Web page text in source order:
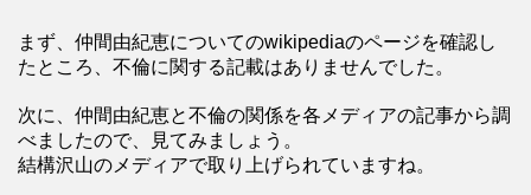
まず、仲間由紀恵についてのwikipediaのページを確認し
たところ、不倫に関する記載はありませんでした。
次に、仲間由紀恵と不倫の関係を各メディアの記事から調
べましたので、見てみましょう。
結構沢山のメディアで取り上げられていますね。